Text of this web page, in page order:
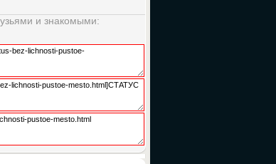
и знакомыми: